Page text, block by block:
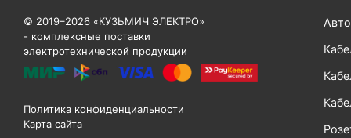
© 2019–2026 «КУЗЬМИЧ ЭЛЕКТРО»
- комплексные поставки
электротехнической продукции
Политика конфиденциальности
Карта сайта